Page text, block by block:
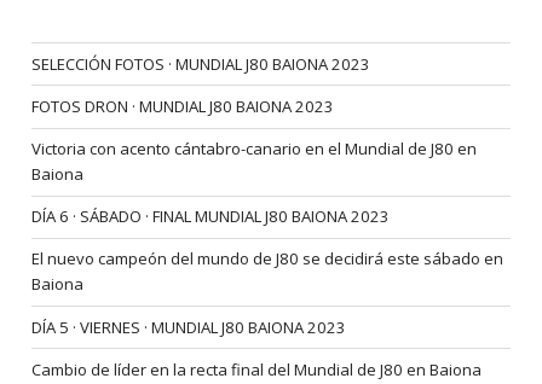
SELECCIÓN FOTOS · MUNDIAL J80 BAIONA 2023
FOTOS DRON · MUNDIAL J80 BAIONA 2023
Victoria con acento cántabro-canario en el Mundial de J80 en
Baiona
DÍA 6 · SÁBADO · FINAL MUNDIAL J80 BAIONA 2023
El nuevo campeón del mundo de J80 se decidirá este sábado en
Baiona
DÍA 5 · VIERNES · MUNDIAL J80 BAIONA 2023
Cambio de líder en la recta final del Mundial de J80 en Baiona